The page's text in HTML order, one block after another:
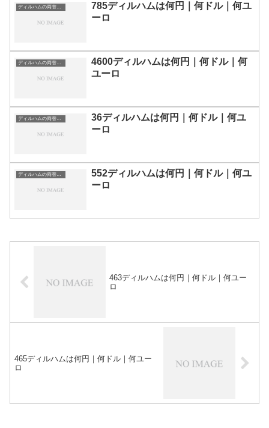
ディルハムの両替目安
785ディルハムは何円｜何ドル｜何ユ
ーロ
ディルハムの両替目安
4600ディルハムは何円｜何ドル｜何
ユーロ
ディルハムの両替目安
36ディルハムは何円｜何ドル｜何ユ
ーロ
ディルハムの両替目安
552ディルハムは何円｜何ドル｜何ユ
ーロ
463ディルハムは何円｜何ドル｜何ユー
ロ
465ディルハムは何円｜何ドル｜何ユー
ロ